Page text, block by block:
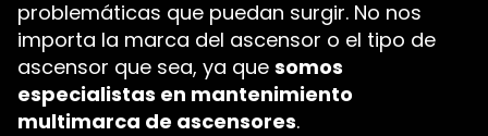
problemáticas que puedan surgir. No nos
importa la marca del ascensor o el tipo de
ascensor que sea, ya que somos
especialistas en mantenimiento
multimarca de ascensores.